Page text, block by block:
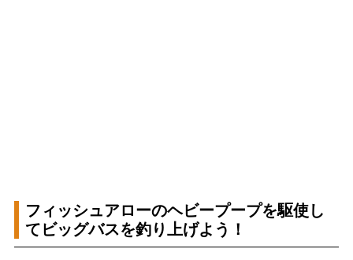
フィッシュアローのヘビープープを駆使し
てビッグバスを釣り上げよう！